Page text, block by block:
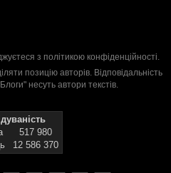
з політикою конфіденційності.
позицію авторів. Відповідальність
несуть автори текстів.
517 980
12 586 370